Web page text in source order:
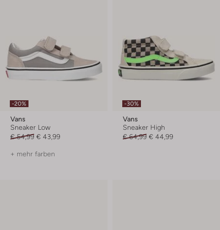
-20%
Vans
Sneaker Low
€ 54,99 € 43,99
+ mehr farben
-30%
Vans
Sneaker High
€ 64,99 € 44,99